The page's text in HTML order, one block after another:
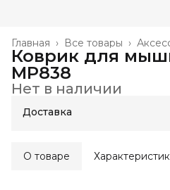
Все товары ›
Главная ›
Коврик для
MP838
Нет в наличии
Доставка
О товаре